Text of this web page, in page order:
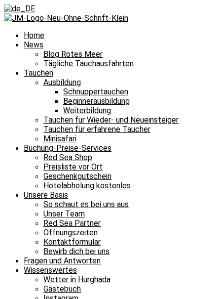
Home
News
Blog Rotes Meer
Tägliche Tauchausfahrten
Tauchen
Ausbildung
Schnuppertauchen
Beginnerausbildung
Weiterbildung
Tauchen für Wieder- und Neueinsteiger
Tauchen für erfahrene Taucher
Minisafari
Buchung-Preise-Services
Red Sea Shop
Preisliste vor Ort
Geschenkgutschein
Hotelabholung kostenlos
Unsere Basis
So schaut es bei uns aus
Unser Team
Red Sea Partner
Öffnungszeiten
Kontaktformular
Bewirb dich bei uns
Fragen und Antworten
Wissenswertes
Wetter in Hurghada
Gästebuch